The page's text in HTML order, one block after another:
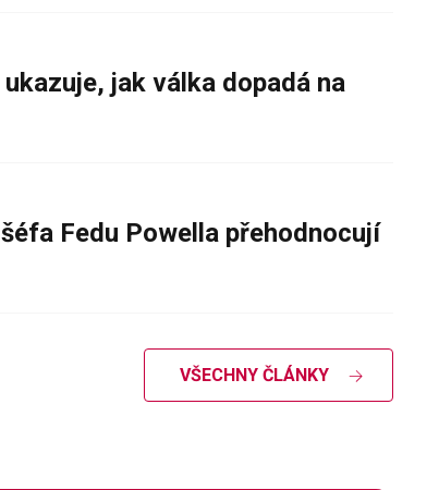
jak válka dopadá na
Fedu Powella přehodnocují
VŠECHNY ČLÁNKY